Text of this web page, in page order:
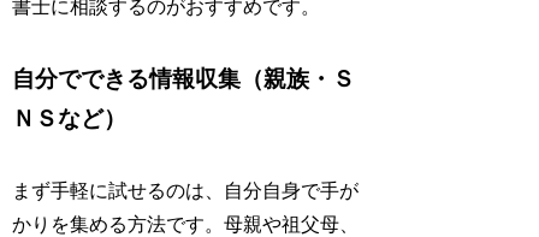
書士に相談するのがおすすめです。
自分でできる情報収集（親族・Ｓ
ＮＳなど）
まず手軽に試せるのは、自分自身で手が
かりを集める方法です。母親や祖父母、